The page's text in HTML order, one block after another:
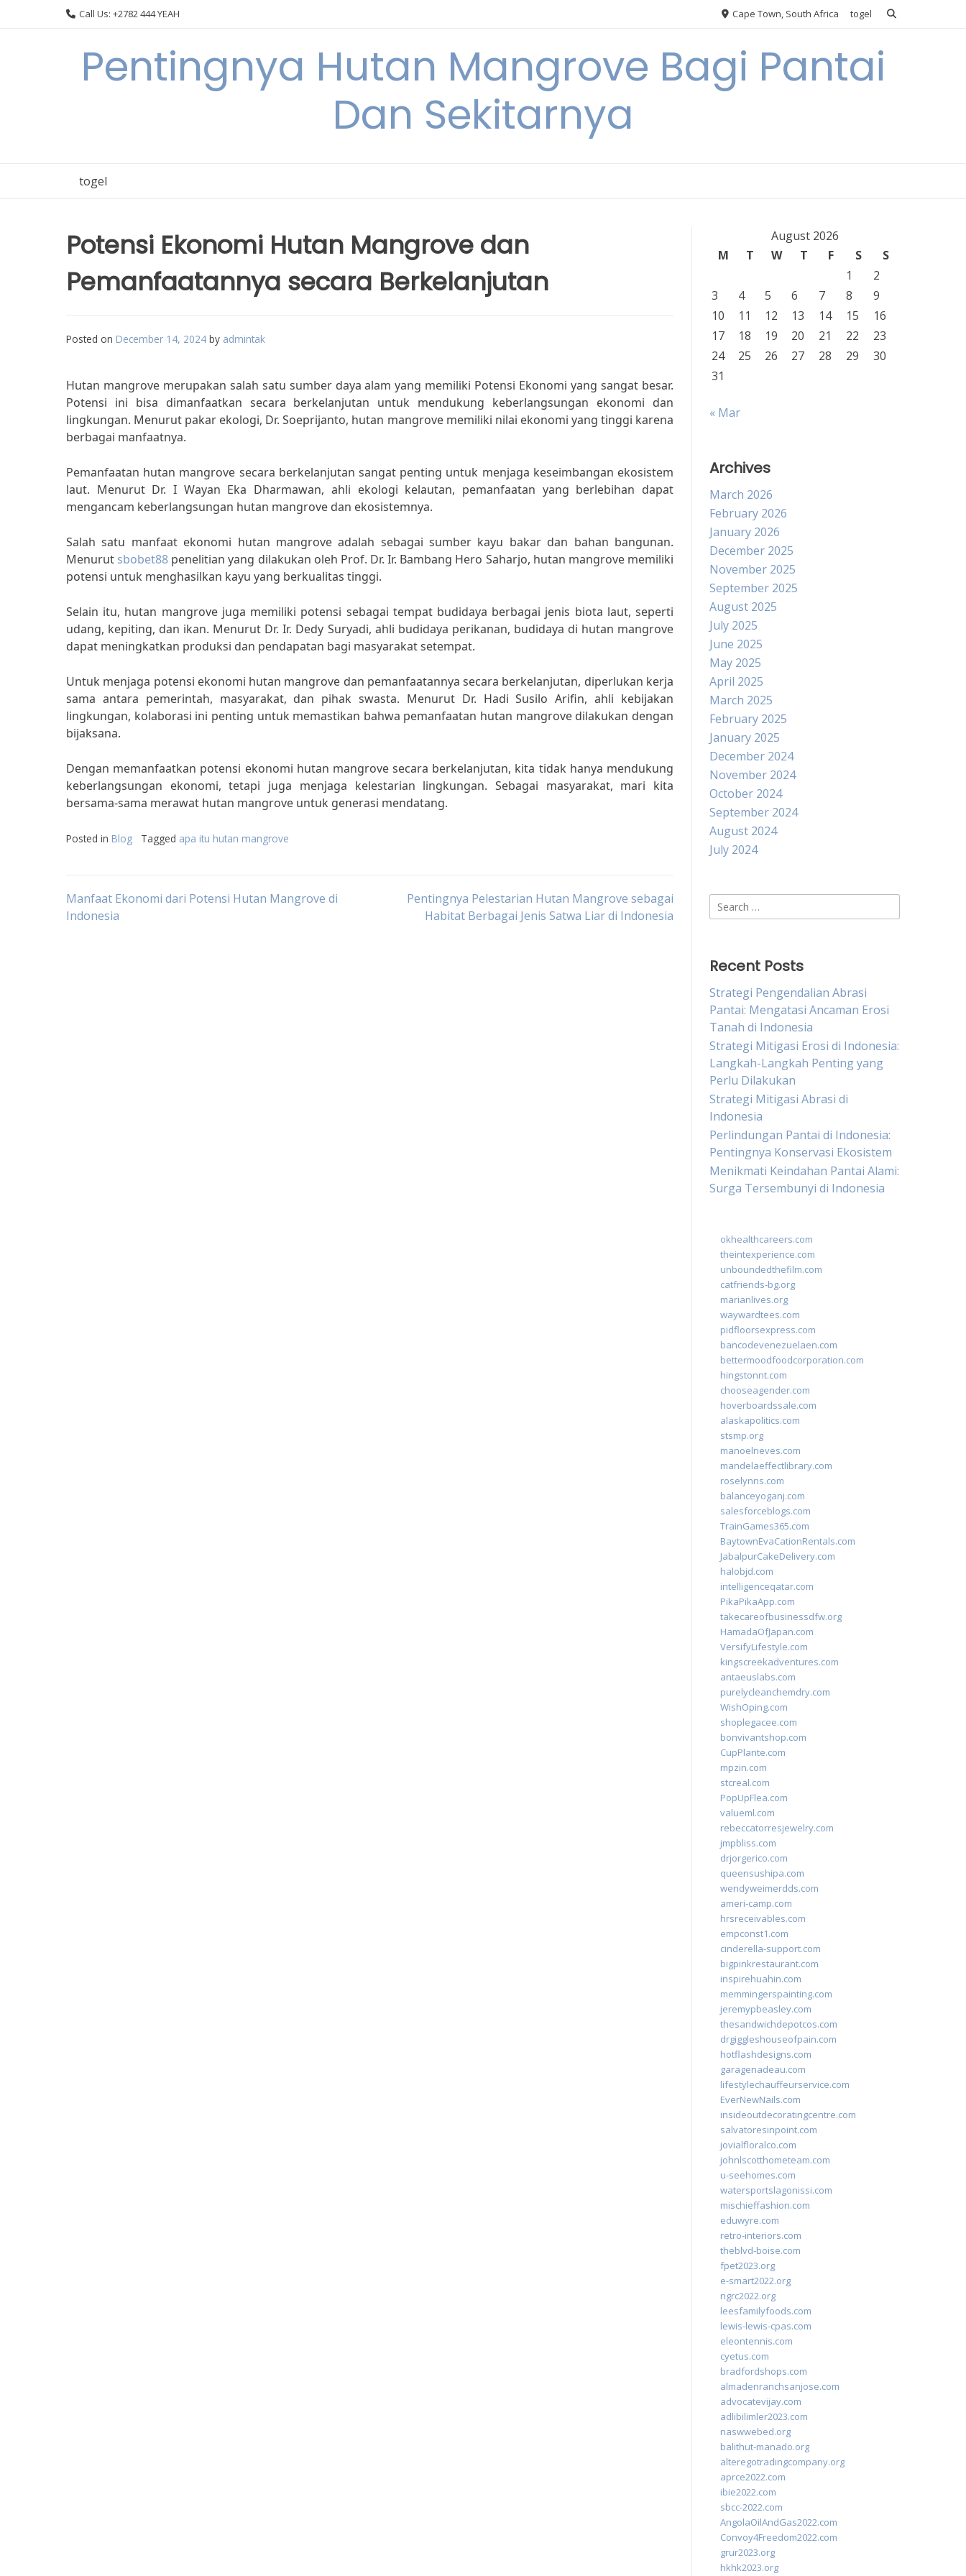
Call Us: +2782 444 YEAH Cape Town, South Africa togel
Pentingnya Hutan Mangrove Bagi Pantai
Dan Sekitarnya
togel
Potensi Ekonomi Hutan Mangrove dan
Pemanfaatannya secara Berkelanjutan
Posted on December 14, 2024 by admintak
Hutan mangrove merupakan salah satu sumber daya alam yang memiliki Potensi Ekonomi yang sangat besar.
Potensi ini bisa dimanfaatkan secara berkelanjutan untuk mendukung keberlangsungan ekonomi dan
lingkungan. Menurut pakar ekologi, Dr. Soeprijanto, hutan mangrove memiliki nilai ekonomi yang tinggi karena
berbagai manfaatnya.
Pemanfaatan hutan mangrove secara berkelanjutan sangat penting untuk menjaga keseimbangan ekosistem
laut. Menurut Dr. I Wayan Eka Dharmawan, ahli ekologi kelautan, pemanfaatan yang berlebihan dapat
mengancam keberlangsungan hutan mangrove dan ekosistemnya.
Salah satu manfaat ekonomi hutan mangrove adalah sebagai sumber kayu bakar dan bahan bangunan.
Menurut sbobet88 penelitian yang dilakukan oleh Prof. Dr. Ir. Bambang Hero Saharjo, hutan mangrove memiliki
potensi untuk menghasilkan kayu yang berkualitas tinggi.
Selain itu, hutan mangrove juga memiliki potensi sebagai tempat budidaya berbagai jenis biota laut, seperti
udang, kepiting, dan ikan. Menurut Dr. Ir. Dedy Suryadi, ahli budidaya perikanan, budidaya di hutan mangrove
dapat meningkatkan produksi dan pendapatan bagi masyarakat setempat.
Untuk menjaga potensi ekonomi hutan mangrove dan pemanfaatannya secara berkelanjutan, diperlukan kerja
sama antara pemerintah, masyarakat, dan pihak swasta. Menurut Dr. Hadi Susilo Arifin, ahli kebijakan
lingkungan, kolaborasi ini penting untuk memastikan bahwa pemanfaatan hutan mangrove dilakukan dengan
bijaksana.
Dengan memanfaatkan potensi ekonomi hutan mangrove secara berkelanjutan, kita tidak hanya mendukung
keberlangsungan ekonomi, tetapi juga menjaga kelestarian lingkungan. Sebagai masyarakat, mari kita
bersama-sama merawat hutan mangrove untuk generasi mendatang.
Posted in Blog Tagged apa itu hutan mangrove
Post
Manfaat Ekonomi dari Potensi Hutan Mangrove di
Indonesia
Pentingnya Pelestarian Hutan Mangrove sebagai
Habitat Berbagai Jenis Satwa Liar di Indonesia
August 2026
M
T W T F S
S
1
2
3
4 5 6 7 8
9
10
11 12 13 14 15
16
17
18 19 20 21 22
23
24
25 26 27 28 29
30
31
« Mar
Archives
March 2026
February 2026
January 2026
December 2025
November 2025
September 2025
August 2025
July 2025
June 2025
May 2025
April 2025
March 2025
February 2025
January 2025
December 2024
November 2024
October 2024
September 2024
August 2024
July 2024
Search
for:
Recent Posts
Strategi Pengendalian Abrasi
Pantai: Mengatasi Ancaman Erosi
Tanah di Indonesia
Strategi Mitigasi Erosi di Indonesia:
Langkah-Langkah Penting yang
Perlu Dilakukan
Strategi Mitigasi Abrasi di
Indonesia
Perlindungan Pantai di Indonesia:
Pentingnya Konservasi Ekosistem
Menikmati Keindahan Pantai Alami:
Surga Tersembunyi di Indonesia
okhealthcareers.com
theintexperience.com
unboundedthefilm.com
catfriends-bg.org
marianlives.org
waywardtees.com
pidfloorsexpress.com
bancodevenezuelaen.com
bettermoodfoodcorporation.com
hingstonnt.com
chooseagender.com
hoverboardssale.com
alaskapolitics.com
stsmp.org
manoelneves.com
mandelaeffectlibrary.com
roselynns.com
balanceyoganj.com
salesforceblogs.com
TrainGames365.com
BaytownEvaCationRentals.com
JabalpurCakeDelivery.com
halobjd.com
intelligenceqatar.com
PikaPikaApp.com
takecareofbusinessdfw.org
HamadaOfJapan.com
VersifyLifestyle.com
kingscreekadventures.com
antaeuslabs.com
purelycleanchemdry.com
WishOping.com
shoplegacee.com
bonvivantshop.com
CupPlante.com
mpzin.com
stcreal.com
PopUpFlea.com
valueml.com
rebeccatorresjewelry.com
jmpbliss.com
drjorgerico.com
queensushipa.com
wendyweimerdds.com
ameri-camp.com
hrsreceivables.com
empconst1.com
cinderella-support.com
bigpinkrestaurant.com
inspirehuahin.com
memmingerspainting.com
jeremypbeasley.com
thesandwichdepotcos.com
drgiggleshouseofpain.com
hotflashdesigns.com
garagenadeau.com
lifestylechauffeurservice.com
EverNewNails.com
insideoutdecoratingcentre.com
salvatoresinpoint.com
jovialfloralco.com
johnlscotthometeam.com
u-seehomes.com
watersportslagonissi.com
mischieffashion.com
eduwyre.com
retro-interiors.com
theblvd-boise.com
fpet2023.org
e-smart2022.org
ngrc2022.org
leesfamilyfoods.com
lewis-lewis-cpas.com
eleontennis.com
cyetus.com
bradfordshops.com
almadenranchsanjose.com
advocatevijay.com
adlibilimler2023.com
naswwebed.org
balithut-manado.org
alteregotradingcompany.org
aprce2022.com
ibie2022.com
sbcc-2022.com
AngolaOilAndGas2022.com
Convoy4Freedom2022.com
grur2023.org
hkhk2023.org